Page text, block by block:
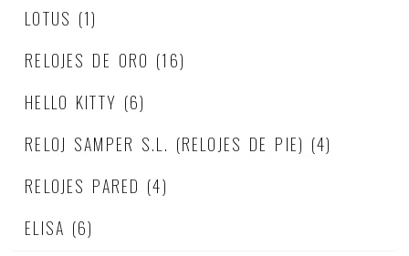
LOTUS (1)
RELOJES DE ORO (16)
HELLO KITTY (6)
RELOJ SAMPER S.L. (RELOJES DE PIE) (4)
RELOJES PARED (4)
ELISA (6)